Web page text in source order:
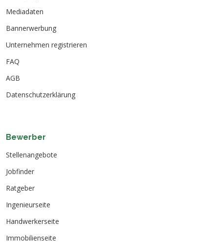
Mediadaten
Bannerwerbung
Unternehmen registrieren
FAQ
AGB
Datenschutzerklärung
Bewerber
Stellenangebote
Jobfinder
Ratgeber
Ingenieurseite
Handwerkerseite
Immobilienseite